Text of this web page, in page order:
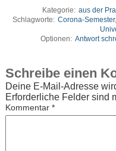
Kategorie: aus der
Schlagworte: Corona-Semester,
Optionen: Antwort
Schreibe einen
Deine E-Mail-Adresse
Erforderliche Felder sind
Kommentar *